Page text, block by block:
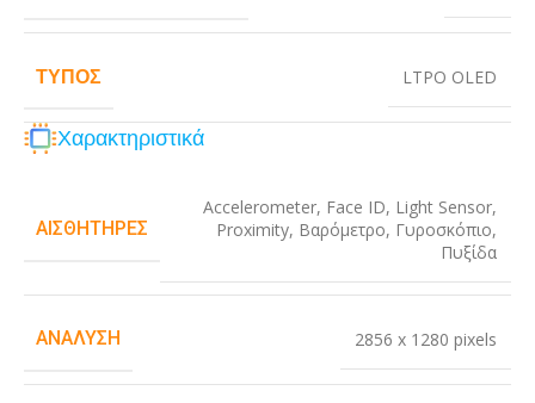
ΤΎΠΟΣ LTPO OLED
Χαρακτηριστικά
ΑΙΣΘΗΤΉΡΕΣ
Accelerometer, Face ID, Light Sensor,
Proximity, Βαρόμετρο, Γυροσκόπιο,
Πυξίδα
ΑΝΆΛΥΣΗ 2856 x 1280 pixels